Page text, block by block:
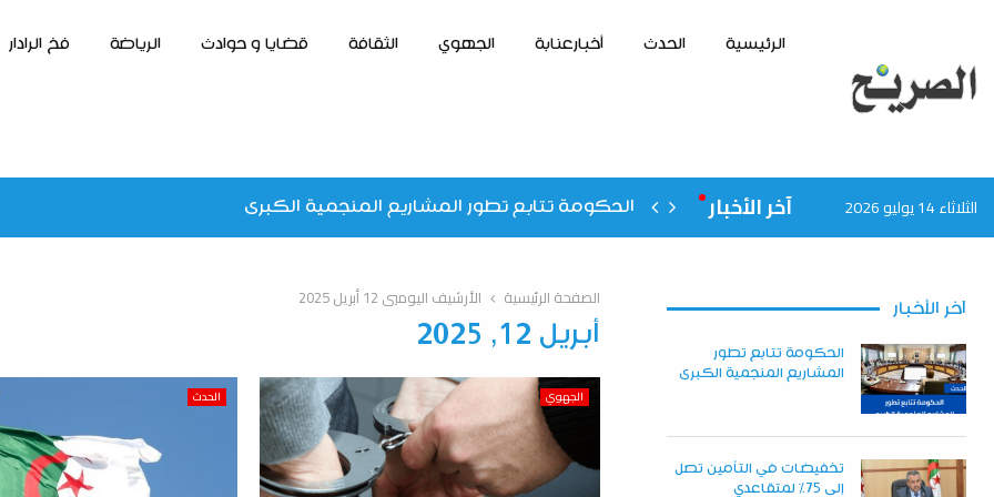
الرئيسية الحدث أخبارعنابة الجهوي الثقافة قضايا و حوادث الرياضة فخ الرادار
الثلاثاء 14 يوليو 2026 آخر الأخبار الحكومة تتابع تطور المشاريع المنجمية الكبرى
الصفحة الرئيسية الأرشيف اليوميي 12 أبريل 2025
أبريل 12, 2025
الجهوي الحدث
آخر الأخبار
الحكومة تتابع تطور
المشاريع المنجمية الكبرى
تخفيضات في التأمين تصل
إلى 75% لمتقاعدي